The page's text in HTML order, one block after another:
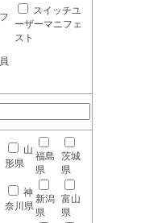
スイッチユ
ーザーマニフェ
スト
山
形県
福島
県
茨城
県
神
奈川県
新潟
県
富山
県